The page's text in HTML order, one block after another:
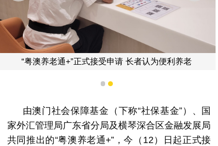
“粤澳养老通+”正式接受申请 长者认为便利养老
1 2
由澳门社会保障基金（下称“社保基金”）、国
家外汇管理局广东省分局及横琴深合区金融发展局
共同推出的“粤澳养老通+”，今（12）日起正式接